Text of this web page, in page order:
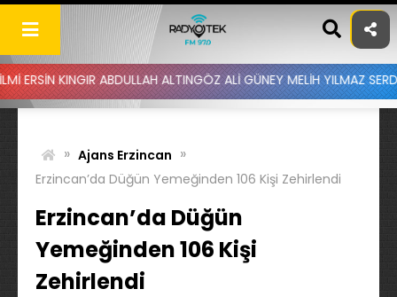
Skip
content
ABDULLAH ALTINGÖZ ALİ GÜNEY MELİH YILMAZ SERDAR AYDIN
» Ajans Erzincan »
Erzincan’da Düğün Yemeğinden 106 Kişi Zehirlendi
Erzincan’da Düğün
Yemeğinden 106 Kişi
Zehirlendi